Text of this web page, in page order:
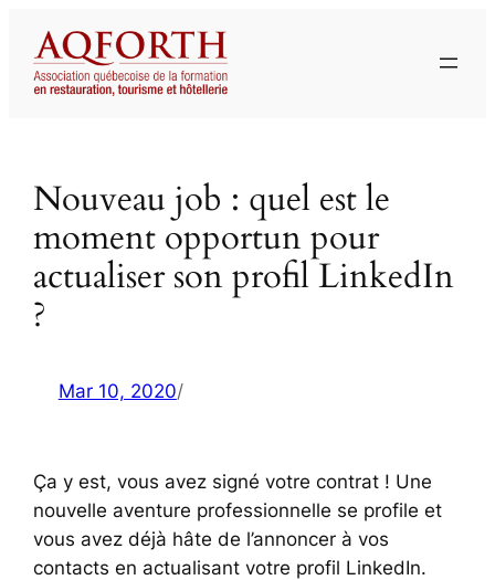
contenu
Nouveau job : quel est le
moment opportun pour
actualiser son profil LinkedIn
?
Mar 10, 2020/
Ça y est, vous avez signé votre contrat ! Une
nouvelle aventure professionnelle se profile et
vous avez déjà hâte de l’annoncer à vos
contacts en actualisant votre profil LinkedIn.